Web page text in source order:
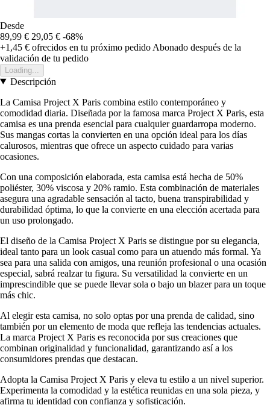
Desde
89,99 € 29,05 € -68%
+1,45 € ofrecidos en tu próximo pedido Abonado después de la
validación de tu pedido
Loading...
Descripción
La Camisa Project X Paris combina estilo contemporáneo y
comodidad diaria. Diseñada por la famosa marca Project X Paris, esta
camisa es una prenda esencial para cualquier guardarropa moderno.
Sus mangas cortas la convierten en una opción ideal para los días
calurosos, mientras que ofrece un aspecto cuidado para varias
ocasiones.
Con una composición elaborada, esta camisa está hecha de 50%
poliéster, 30% viscosa y 20% ramio. Esta combinación de materiales
asegura una agradable sensación al tacto, buena transpirabilidad y
durabilidad óptima, lo que la convierte en una elección acertada para
un uso prolongado.
El diseño de la Camisa Project X Paris se distingue por su elegancia,
ideal tanto para un look casual como para un atuendo más formal. Ya
sea para una salida con amigos, una reunión profesional o una ocasión
especial, sabrá realzar tu figura. Su versatilidad la convierte en un
imprescindible que se puede llevar sola o bajo un blazer para un toque
más chic.
Al elegir esta camisa, no solo optas por una prenda de calidad, sino
también por un elemento de moda que refleja las tendencias actuales.
La marca Project X Paris es reconocida por sus creaciones que
combinan originalidad y funcionalidad, garantizando así a los
consumidores prendas que destacan.
Adopta la Camisa Project X Paris y eleva tu estilo a un nivel superior.
Experimenta la comodidad y la estética reunidas en una sola pieza, y
afirma tu identidad con confianza y sofisticación.